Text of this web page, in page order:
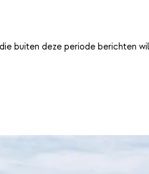
buiten deze periode berichten